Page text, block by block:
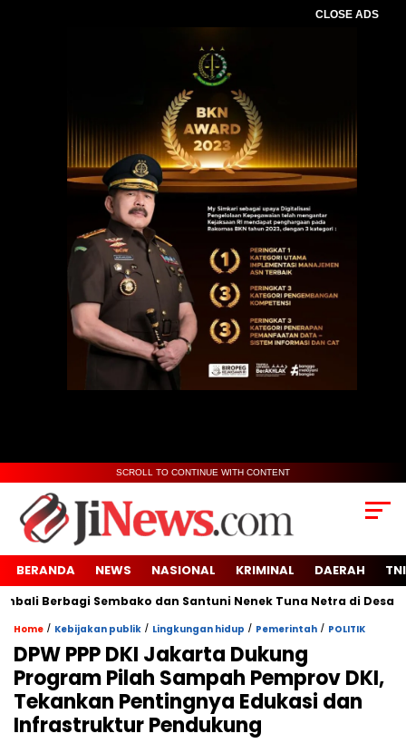
CLOSE ADS
SCROLL TO CONTINUE WITH CONTENT
BERANDA NEWS NASIONAL KRIMINAL DAERAH
Berbagi Sembako dan Santuni Nenek Tuna Netra di Desa
Home / Kebijakan publik / Lingkungan hidup / Pemerintah / POLITIK
DPW PPP DKI Jakarta Dukung
Program Pilah Sampah Pemprov DKI,
Tekankan Pentingnya Edukasi dan
Infrastruktur Pendukung